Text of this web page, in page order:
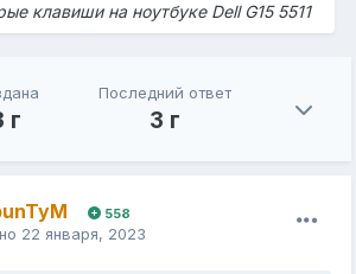
клавиши на ноутбуке Dell G15 5511
г
Последний ответ
3 г
558
22 января, 2023